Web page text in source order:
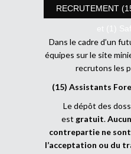
RECRUTEMENT
et (1)
Dans le cadre d’un
équipes sur le site
recrutons les
(15) Assistants
Le dépôt des
est gratuit.
contrepartie ne sont
l’acceptation ou du